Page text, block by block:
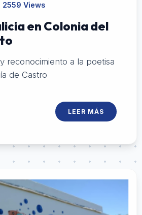
2559 Views
en Colonia del
reconocimiento a la poetisa
de Castro
LEER MÁS